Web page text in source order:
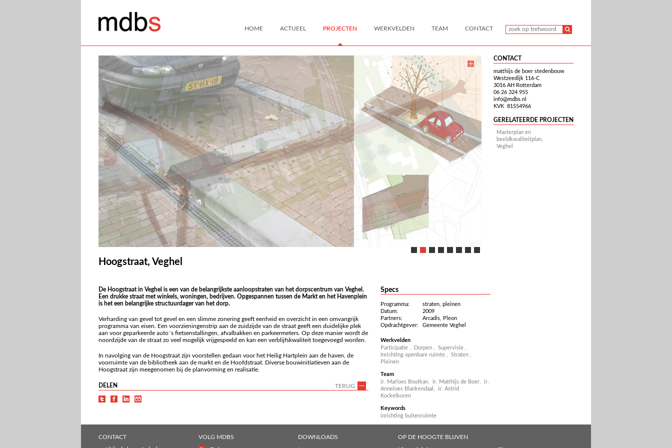
HOME ACTUEEL PROJECTEN WERKVELDEN TEAM CONTACT
Hoogstraat, Veghel
De Hoogstraat in Veghel is een van de belangrijkste aanloopstraten van het dorpscentrum van Veghel.
Een drukke straat met winkels, woningen, bedrijven. Opgespannen tussen de Markt en het Havenplein
is het een belangrijke structuurdager van het dorp.
Verharding van gevel tot gevel en een slimme zonering geeft eenheid en overzicht in een omvangrijk
programma van eisen. Een voorzieningenstrip aan de zuidzijde van de straat geeft een duidelijke plek
aan voor geparkeerde auto´s fietsenstallingen, afvalbakken en parkeermeters. Op deze manier wordt de
noordzijde van de straat zo veel mogelijk vrijgespeeld en kan een verblijfskwaliteit toegevoegd worden.
In navolging van de Hoogstraat zijn voorstellen gedaan voor het Heilig Hartplein aan de haven, de
voorruimte van de bibliotheek aan de markt en de Hoofdstraat. Diverse bouwinitiatieven aan de
Hoogstraat zijn meegenomen bij de planvorming en realisatie.
TERUG
DELEN
Specs
Programma:
straten, pleinen
Datum:
2009
Partners:
Arcadis, Pleon
Opdrachtgever:
Gemeente Veghel
Werkvelden
Participatie, Dorpen, Supervisie,
Inrichting openbare ruimte, Straten,
Pleinen
Team
ir. Marloes Boutkan, ir. Matthijs de Boer, ir.
Anneloes Blankendaal, ir. Astrid
Kockelkoren
Keywords
inrichting buitenruimte
CONTACT
matthijs de boer stedenbouw
Westzeedijk 116-C
3016 AH Rotterdam
06 26 324 955
info@mdbs.nl
KVK 81554966
GERELATEERDE PROJECTEN
Masterplan en
beeldkwaliteitplan,
Veghel
CONTACT VOLG MDBS DOWNLOADS OP DE HOOGTE BLIJVEN